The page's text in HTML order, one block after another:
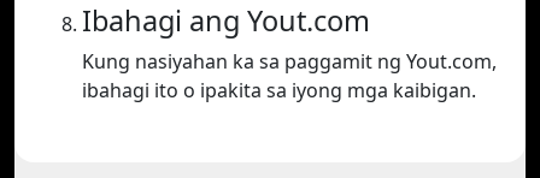
Ibahagi ang Yout.com
Kung nasiyahan ka sa paggamit ng Yout.com,
ibahagi ito o ipakita sa iyong mga kaibigan.